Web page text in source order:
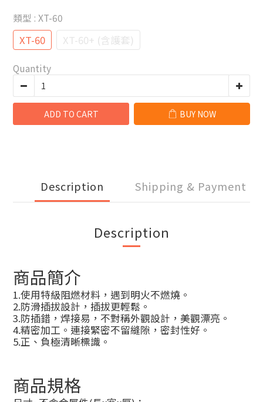
類型 : XT-60
XT-60 XT-60+ (含護套)
Quantity
ADD TO CART BUY NOW
Description Shipping & Payment
Description
商品簡介
1.使用特級阻燃材料，遇到明火不燃燒。
2.防滑插拔設計，插拔更輕鬆。
3.防插錯，焊接易，不對稱外觀設計，美觀漂亮。
4.精密加工。連接緊密不留縫隙，密封性好。
5.正、負極清晰標識。
商品規格